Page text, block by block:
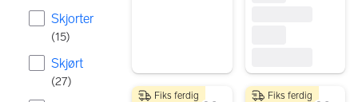
Skjorter
(15)
Skjørt
(27)
Fiks ferdig Fiks ferdig